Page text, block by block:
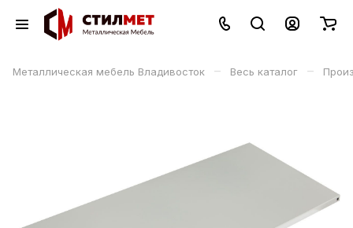
Металлическая мебель Владивосток – Весь каталог –